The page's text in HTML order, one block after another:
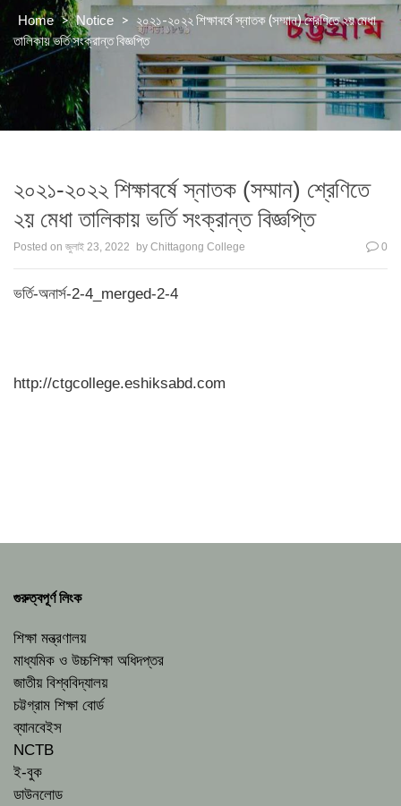
Home > Notice > ২০২১-২০২২ শিক্ষাবর্ষে স্নাতক (সম্মান) শ্রেণিতে ২য় মেধা
তালিকায় ভর্তি সংক্রান্ত বিজ্ঞপ্তি
২০২১-২০২২ শিক্ষাবর্ষে স্নাতক (সম্মান) শ্রেণিতে
২য় মেধা তালিকায় ভর্তি সংক্রান্ত বিজ্ঞপ্তি
Posted on জুলাই 23, 2022 by Chittagong College 0
ভর্তি-অনার্স-2-4_merged-2-4
http://ctgcollege.eshiksabd.com
গুরুত্বপূর্ণ লিংক
শিক্ষা মন্ত্রণালয়
মাধ্যমিক ও উচ্চশিক্ষা অধিদপ্তর
জাতীয় বিশ্ববিদ্যালয়
চট্টগ্রাম শিক্ষা বোর্ড
ব্যানবেইস
NCTB
ই-বুক
ডাউনলোড